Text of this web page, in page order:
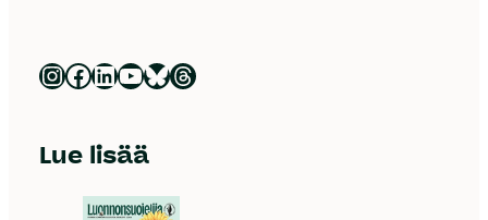
Luonnonsuojeluliitto Instagramissa Luonnonsuojeluliitto Facebookissa Luonnonsuojeluliitto LinkedInissä Luonnonsuojeluliiton YouTube-kanava Luonnonsuojeluliitto Blueskyssa Luonnonsuojeluliitto Threadsissa
Lue lisää